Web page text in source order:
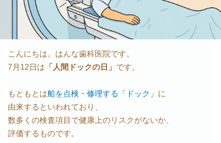
こんにちは。はんな歯科医院です。
7月12日は 「人間ドックの日」 です。
もともとは船を点検・修理する「ドック」 に
由来するといわれており、
数多くの検査項目で健康上のリスクがないか、
評価するものです。